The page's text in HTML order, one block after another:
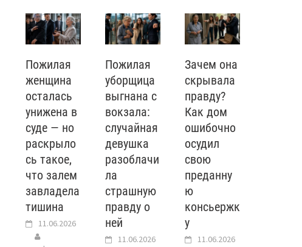
Пожилая
женщина
осталась
унижена в
суде — но
раскрыло
сь такое,
что залем
завладела
тишина
11.06.2026
Пожилая
уборщица
выгнана с
вокзала:
случайная
девушка
разоблачи
ла
страшную
правду о
ней
11.06.2026
Зачем она
скрывала
правду?
Как дом
ошибочно
осудил
свою
преданну
ю
консьержк
у
11.06.2026